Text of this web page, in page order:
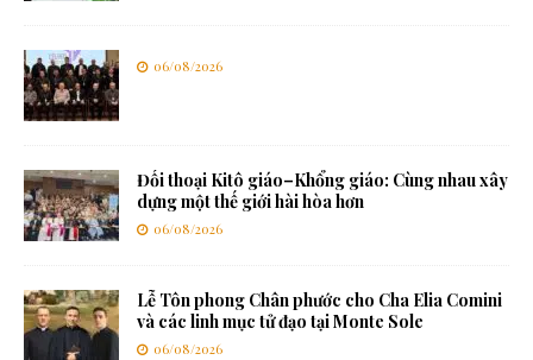
06/08/2026
Đối thoại Kitô giáo–Khổng giáo: Cùng nhau xây
dựng một thế giới hài hòa hơn
06/08/2026
Lễ Tôn phong Chân phước cho Cha Elia Comini
và các linh mục tử đạo tại Monte Sole
06/08/2026